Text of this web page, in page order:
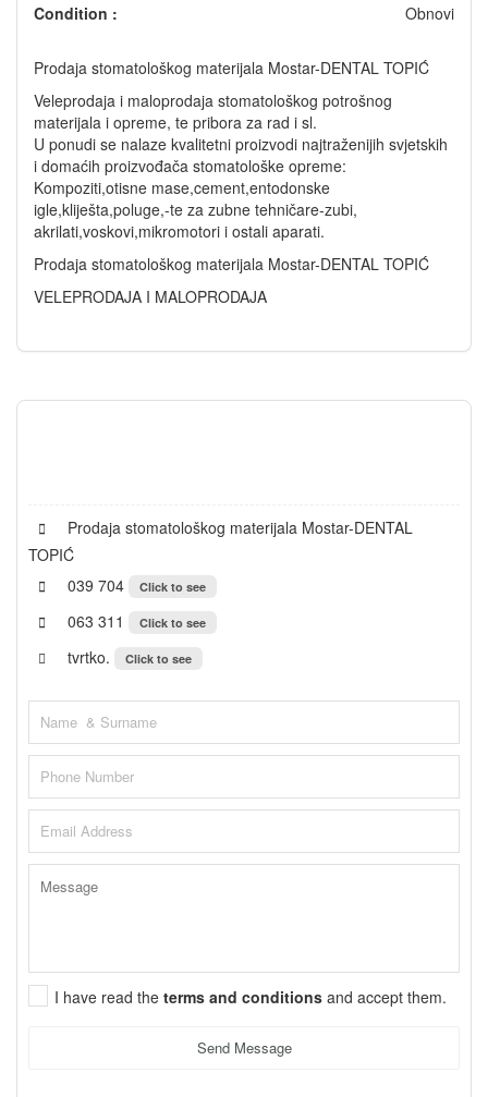
Condition :
Obnovi
Prodaja stomatološkog materijala Mostar-DENTAL TOPIĆ
Veleprodaja i maloprodaja stomatološkog potrošnog
materijala i opreme, te pribora za rad i sl.
U ponudi se nalaze kvalitetni proizvodi najtraženijih svjetskih
i domaćih proizvođača stomatološke opreme:
Kompoziti,otisne mase,cement,entodonske
igle,kliješta,poluge,-te za zubne tehničare-zubi,
akrilati,voskovi,mikromotori i ostali aparati.
Prodaja stomatološkog materijala Mostar-DENTAL TOPIĆ
VELEPRODAJA I MALOPRODAJA
Prodaja stomatološkog materijala Mostar-DENTAL
TOPIĆ
039 704
Click to see
063 311 Click to see
tvrtko. Click to see
I have read the terms and conditions and accept them.
Send Message